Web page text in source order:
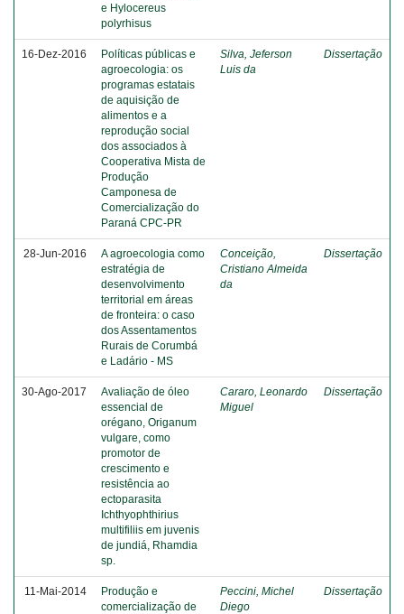
e Hylocereus
polyrhisus
16-Dez-2016
Políticas públicas e
agroecologia: os
programas estatais
de aquisição de
alimentos e a
reprodução social
dos associados à
Cooperativa Mista de
Produção
Camponesa de
Comercialização do
Paraná CPC-PR
Silva, Jeferson
Luis da
Dissertação
28-Jun-2016
A agroecologia como
estratégia de
desenvolvimento
territorial em áreas
de fronteira: o caso
dos Assentamentos
Rurais de Corumbá
e Ladário - MS
Conceição,
Cristiano Almeida
da
Dissertação
30-Ago-2017
Avaliação de óleo
essencial de
orégano, Origanum
vulgare, como
promotor de
crescimento e
resistência ao
ectoparasita
Ichthyophthirius
multifiliis em juvenis
de jundiá, Rhamdia
sp.
Cararo, Leonardo
Miguel
Dissertação
11-Mai-2014
Produção e
comercialização de
Peccini, Michel
Diego
Dissertação